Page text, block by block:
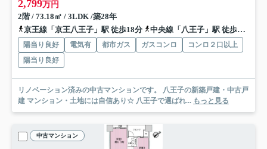
2,799万円
2階 / 73.18㎡ / 3LDK /築28年
京王線「京王八王子」駅 徒歩18分
中央線「八王子」駅 徒歩26分
陽当り良好 電気有 都市ガス ガスコンロ
コンロ２口以上
陽当り良好
リノベーション済みの中古マンションです。 八王子の新築戸建・中古戸
建 マンション・土地には自信あり☆ 八王子で選ばれ... もっと見る
中古マンション